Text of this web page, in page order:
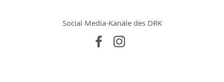
Social Media-Kanäle des DRK